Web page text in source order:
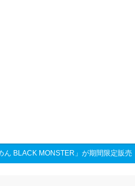
ん BLACK MONSTER」が期間限定販売